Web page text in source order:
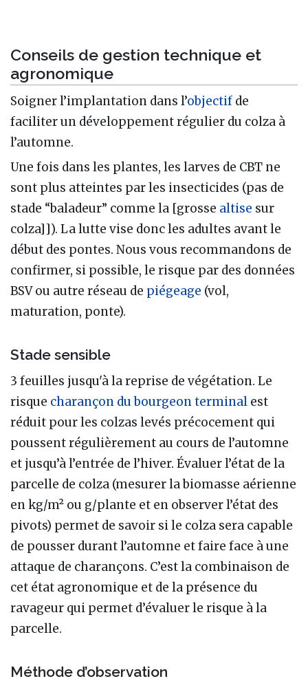
Conseils de gestion technique et
agronomique
Soigner l’implantation dans l’objectif de
faciliter un développement régulier du colza à
l’automne.
Une fois dans les plantes, les larves de CBT ne
sont plus atteintes par les insecticides (pas de
stade “baladeur” comme la [grosse altise sur
colza]]). La lutte vise donc les adultes avant le
début des pontes. Nous vous recommandons de
confirmer, si possible, le risque par des données
BSV ou autre réseau de piégeage (vol,
maturation, ponte).
Stade sensible
3 feuilles jusqu'à la reprise de végétation. Le
risque charançon du bourgeon terminal est
réduit pour les colzas levés précocement qui
poussent régulièrement au cours de l’automne
et jusqu’à l’entrée de l’hiver. Évaluer l’état de la
parcelle de colza (mesurer la biomasse aérienne
en kg/m² ou g/plante et en observer l’état des
pivots) permet de savoir si le colza sera capable
de pousser durant l’automne et faire face à une
attaque de charançons. C’est la combinaison de
cet état agronomique et de la présence du
ravageur qui permet d’évaluer le risque à la
parcelle.
Méthode d’observation